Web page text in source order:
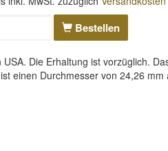
Bestellen
Die Erhaltung ist vorzüglich.
einen Durchmesser von 24,26 mm